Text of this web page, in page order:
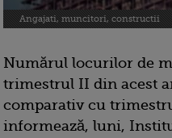
Angajati, muncitori, constructii
Numărul locurilor de
trimestrul II din acest
comparativ cu
informează, luni,